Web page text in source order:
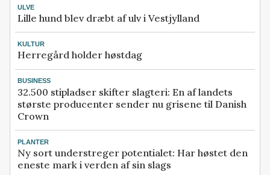
ULVE
Lille hund blev dræbt af ulv i Vestjylland
KULTUR
Herregård holder høstdag
BUSINESS
32.500 stipladser skifter slagteri: En af landets
største producenter sender nu grisene til Danish
Crown
PLANTER
Ny sort understreger potentialet: Har høstet den
eneste mark i verden af sin slags